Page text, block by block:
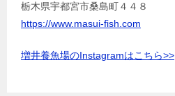
栃木県宇都宮市桑島町４４８
https://www.masui-fish.com
増井養魚場のInstagramはこちら>>